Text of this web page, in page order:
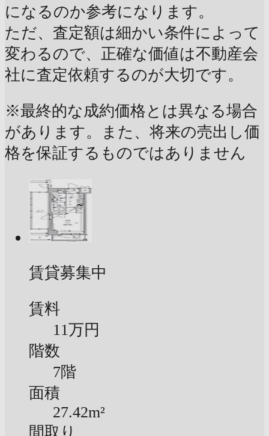
になるのか参考になります。
ただ、査定額は細かい条件によって
変わるので、正確な価値は不動産会
社に査定依頼するのが大切です。
※最終的な成約価格とは異なる場合
があります。また、将来の売出し価
格を保証するものではありません
賃貸募集中
賃料
11万円
階数
7階
面積
27.42m²
間取り